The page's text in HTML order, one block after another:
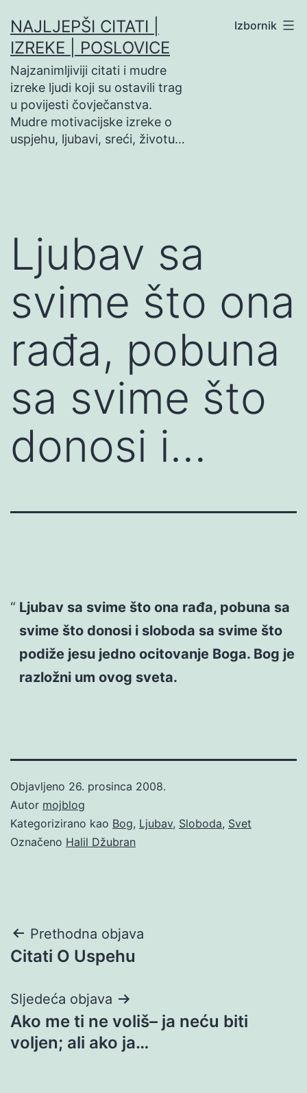
na
sadržaj
NAJLJEPŠI CITATI |
IZREKE | POSLOVICE
Najzanimljiviji citati i mudre
izreke ljudi koji su ostavili trag
u povijesti čovječanstva.
Mudre motivacijske izreke o
uspjehu, ljubavi, sreći, životu…
Izbornik
Ljubav sa
svime što ona
rađa, pobuna
sa svime što
donosi i…
Ljubav sa svime što ona rađa, pobuna sa
svime što donosi i sloboda sa svime što
podiže jesu jedno ocitovanje Boga. Bog je
razložni um ovog sveta.
Objavljeno 26. prosinca 2008.
Autor mojblog
Kategorizirano kao Bog, Ljubav, Sloboda, Svet
Označeno Halil Džubran
Navigacija
objava
Prethodna objava
Citati O Uspehu
Sljedeća objava
Ako me ti ne voliš– ja neću biti
voljen; ali ako ja…